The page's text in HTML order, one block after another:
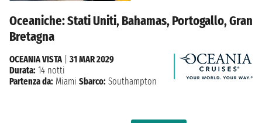
Oceaniche: Stati Uniti, Bahamas, Portogallo, Gran
Bretagna
OCEANIA VISTA
31 MAR 2029
Durata: 14 notti
Partenza da: Miami Sbarco: Southampton